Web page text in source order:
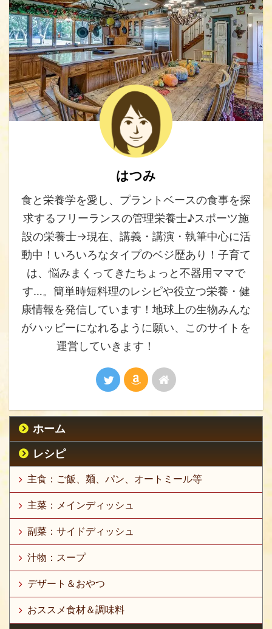
はつみ
食と栄養学を愛し、プラントベースの食事を探
求するフリーランスの管理栄養士♪スポーツ施
設の栄養士→現在、講義・講演・執筆中心に活
動中！いろいろなタイプのベジ歴あり！子育て
は、悩みまくってきたちょっと不器用ママで
す…。簡単時短料理のレシピや役立つ栄養・健
康情報を発信しています！地球上の生物みんな
がハッピーになれるように願い、このサイトを
運営していきます！
ホーム
レシピ
主食：ご飯、麺、パン、オートミール等
主菜：メインディッシュ
副菜：サイドディッシュ
汁物：スープ
デザート＆おやつ
おススメ食材＆調味料